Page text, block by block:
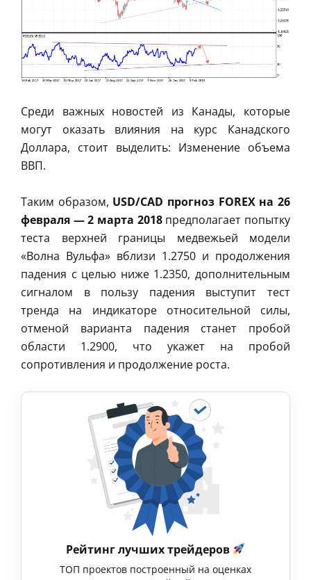
Среди важных новостей из Канады, которые
могут оказать влияния на курс Канадского
Доллара, стоит выделить: Изменение объема
ВВП.
Таким образом, USD/CAD прогноз FOREX на 26
февраля — 2 марта 2018предполагает попытку
теста верхней границы медвежьей модели
«Волна Вульфа» вблизи 1.2750 и продолжения
падения с целью ниже 1.2350, дополнительным
сигналом в пользу падения выступит тест
тренда на индикаторе относительной силы,
отменой варианта падения станет пробой
области 1.2900, что укажет на пробой
сопротивления и продолжение роста.
Рейтинг лучших трейдеров
ТОП проектов построенный на оценках